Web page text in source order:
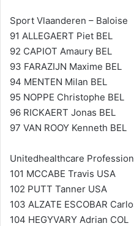
Sport Vlaanderen – Baloise
91 ALLEGAERT Piet BEL
92 CAPIOT Amaury BEL
93 FARAZIJN Maxime BEL
94 MENTEN Milan BEL
95 NOPPE Christophe BEL
96 RICKAERT Jonas BEL
97 VAN ROOY Kenneth BEL
Unitedhealthcare
101 MCCABE Travis USA
102 PUTT Tanner USA
103 ALZATE ESCOBAR
104 HEGYVARY Adrian COL